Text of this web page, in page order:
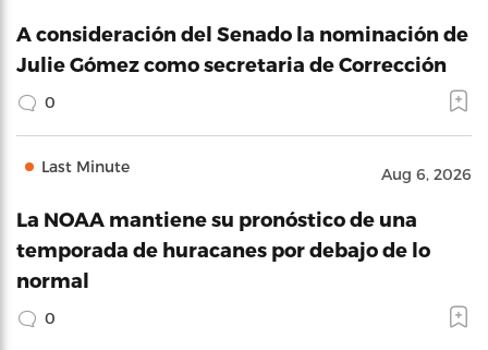
A consideración del Senado la nominación de
Julie Gómez como secretaria de Corrección
0
Last Minute Aug 6, 2026
La NOAA mantiene su pronóstico de una
temporada de huracanes por debajo de lo
normal
0